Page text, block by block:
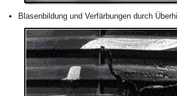
Blasenbildung und Verfärbungen durch